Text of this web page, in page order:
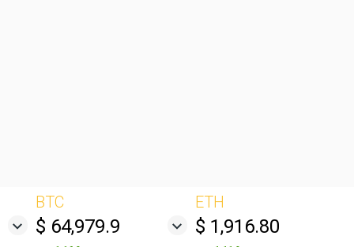
BTC
$ 64,979.9
ETH
$ 1,916.80